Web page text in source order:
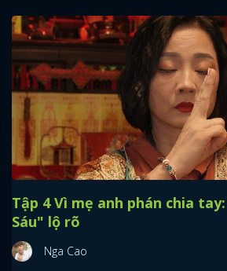
Tập 4 Vì mẹ anh phán chia
Sáu" lộ rõ
Nga Cao